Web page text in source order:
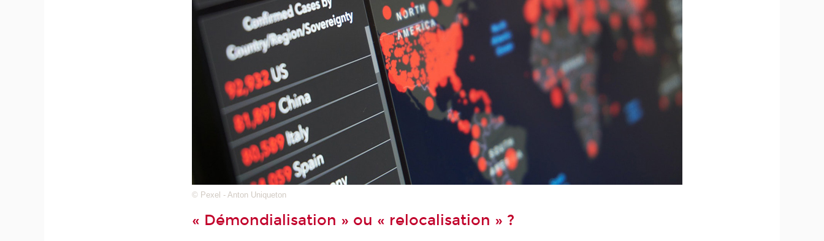
© Pexel - Anton Uniqueton
« Démondialisation » ou « relocalisation » ?